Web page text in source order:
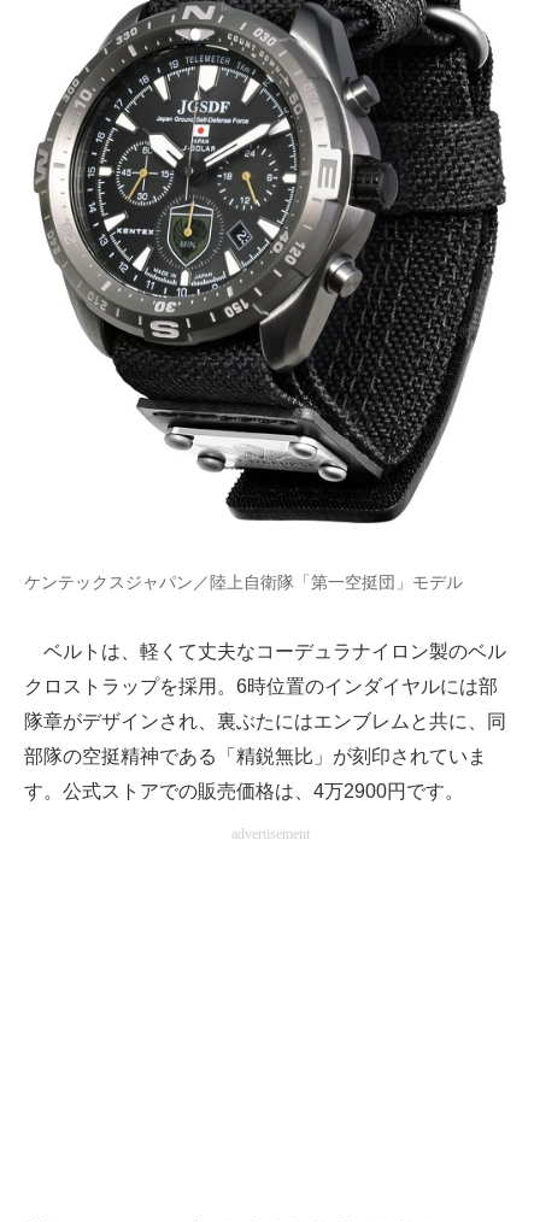
ケンテックスジャパン／陸上自衛隊「第一空挺団」モデル
ベルトは、軽くて丈夫なコーデュラナイロン製のベル
クロストラップを採用。6時位置のインダイヤルには部
隊章がデザインされ、裏ぶたにはエンブレムと共に、同
部隊の空挺精神である「精鋭無比」が刻印されていま
す。公式ストアでの販売価格は、4万2900円です。
advertisement